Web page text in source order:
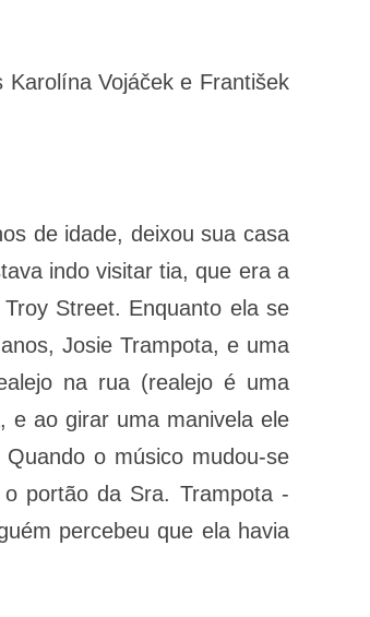
Vojáček e František
de idade, deixou sua casa
indo visitar tia, que era a
Street. Enquanto ela se
Josie Trampota, e uma
na rua (realejo é uma
e ao girar uma manivela ele
o músico mudou-se
portão da Sra. Trampota -
percebeu que ela havia